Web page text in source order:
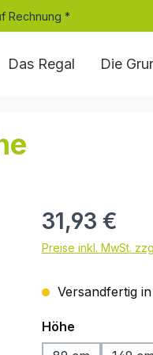
Rechnung *
Das Regal Die
Regulärer Preis:
31,93 €
Preise inkl. MwSt.
Versandfertig
Höheauswählen